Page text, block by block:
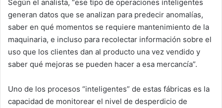
Según el analista, “ese tipo de operaciones inteligentes
generan datos que se analizan para predecir anomalías,
saber en qué momentos se requiere mantenimiento de la
maquinaria, e incluso para recolectar información sobre el
uso que los clientes dan al producto una vez vendido y
saber qué mejoras se pueden hacer a esa mercancía”.
Uno de los procesos “inteligentes” de estas fábricas es la
capacidad de monitorear el nivel de desperdicio de